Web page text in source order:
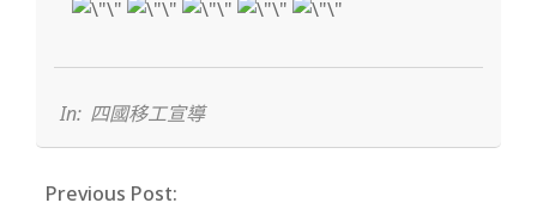
20
In: 四國移工宣導
Previous Post: